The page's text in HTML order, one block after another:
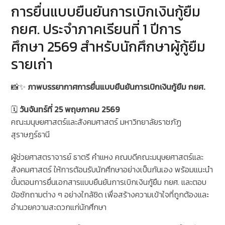
การยื่นแบบยืนยันการเบิกเงินกู้ยืม
กยศ. ประจำภาคเรียนที่ 1 ปีการ
ศึกษา 2569 สำหรับนักศึกษาผู้กู้ยืม
รายเก่า
📸✨ ภาพบรรยากาศการยื่นแบบยืนยันการเบิกเงินกู้ยืม กยศ.
🗓 วันจันทร์ที่ 25 พฤษภาคม 2569
คณะมนุษยศาสตร์และสังคมศาสตร์ มหาวิทยาลัยราชภัฏ
สุราษฎร์ธานี
ผู้ช่วยศาสตราจารย์ ธาตรี คำแหง คณบดีคณะมนุษยศาสตร์และ
สังคมศาสตร์ ให้การต้อนรับนักศึกษาอย่างเป็นกันเอง พร้อมแนะนำ
ขั้นตอนการยื่นเอกสารแบบยืนยันการเบิกเงินกู้ยืม กยศ. และตอบ
ข้อซักถามต่าง ๆ อย่างใกล้ชิด เพื่อสร้างความเข้าใจที่ถูกต้องและ
อำนวยความสะดวกแก่นักศึกษา